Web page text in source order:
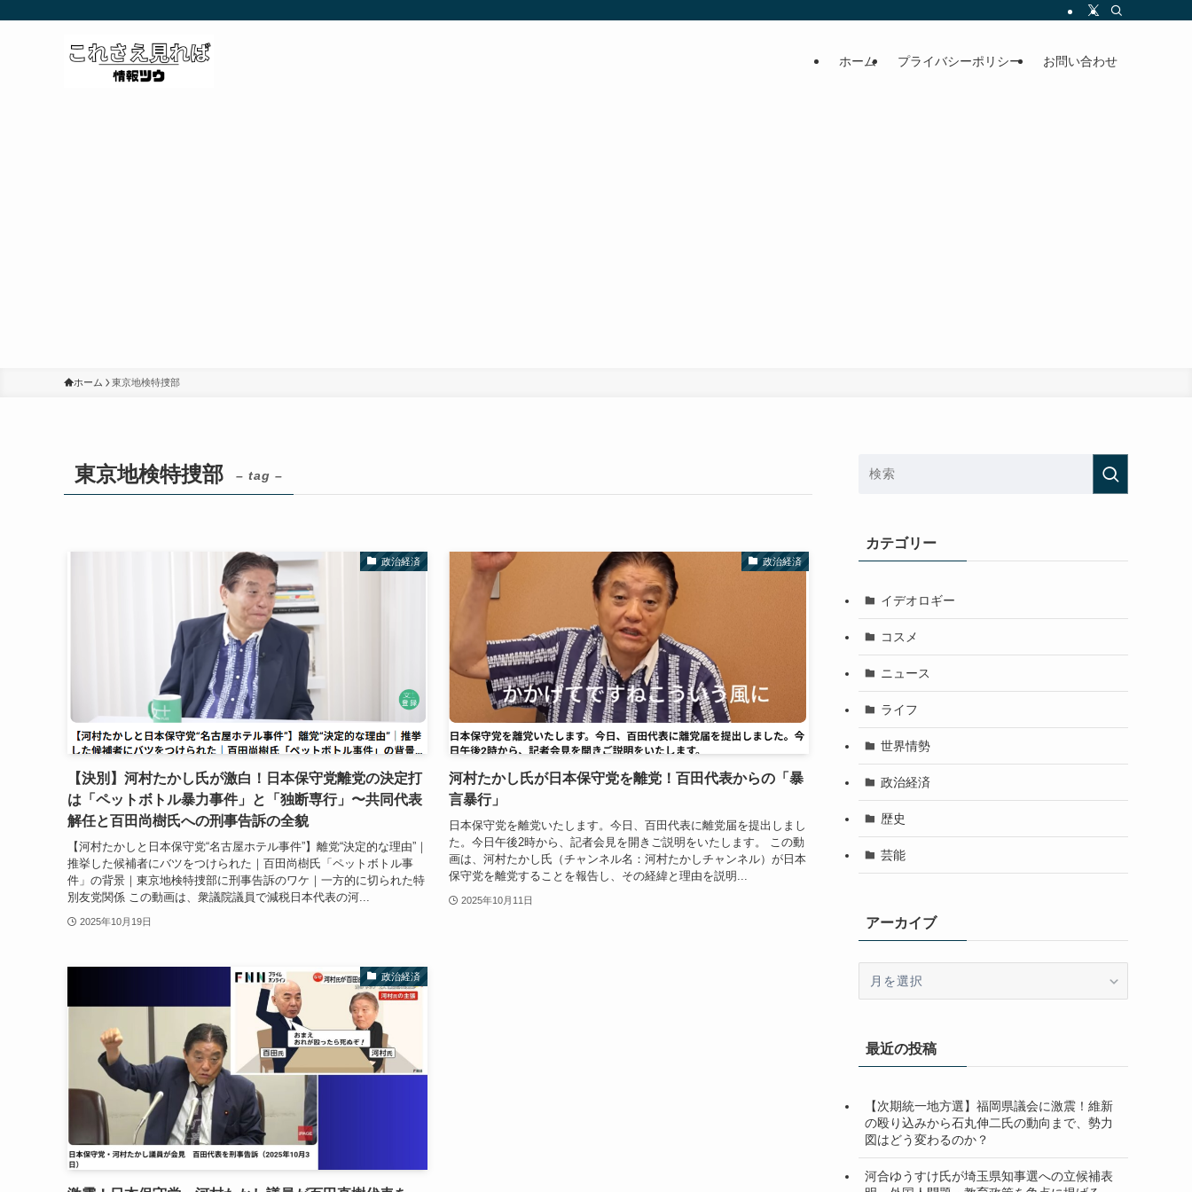
ホーム プライバシーポリシー お問い合わせ
ホーム 東京地検特捜部
東京地検特捜部 – tag –
政治経済
【決別】河村たかし氏が激白！日本保守党離党の決定打
は「ペットボトル暴力事件」と「独断専行」〜共同代表
解任と百田尚樹氏への刑事告訴の全貌
【河村たかしと日本保守党“名古屋ホテル事件”】離党“決定的な理由”｜
推挙した候補者にバツをつけられた｜百田尚樹氏「ペットボトル事
件」の背景｜東京地検特捜部に刑事告訴のワケ｜一方的に切られた特
別友党関係 この動画は、衆議院議員で減税日本代表の河...
2025年10月19日
政治経済
河村たかし氏が日本保守党を離党！百田代表からの「暴
言暴行」
日本保守党を離党いたします。今日、百田代表に離党届を提出しまし
た。今日午後2時から、記者会見を開きご説明をいたします。 この動
画は、河村たかし氏（チャンネル名：河村たかしチャンネル）が日本
保守党を離党することを報告し、その経緯と理由を説明...
2025年10月11日
政治経済
カテゴリー
イデオロギー
コスメ
ニュース
ライフ
世界情勢
政治経済
歴史
芸能
アーカイブ
ブ最近の投稿
【次期統一地方選】福岡県議会に激震！維新
の殴り込みから石丸伸二氏の動向まで、勢力
図はどう変わるのか？
河合ゆうすけ氏が埼玉県知事選への立候補表